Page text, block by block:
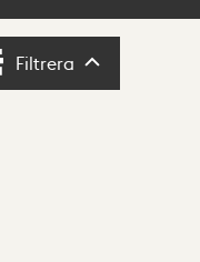
Filtrera Filtrera